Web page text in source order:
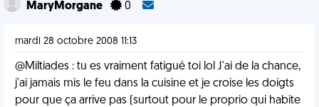
MaryMorgane 0
mardi 28 octobre 2008 11:13
@Miltiades : tu es vraiment fatigué toi lol J'ai de la chance,
j'ai jamais mis le feu dans la cuisine et je croise les doigts
pour que ça arrive pas (surtout pour le proprio qui habite